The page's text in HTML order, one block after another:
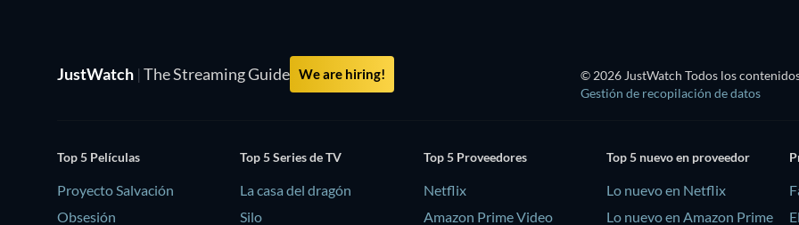
JustWatch | The Streaming Guide We are hiring! © 2026 JustWatch Todos los
Gestión de recopilación de datos
Top 5 Películas
Proyecto Salvación
Obsesión
Top 5 Series de TV
La casa del dragón
Silo
Top 5 Proveedores
Netflix
Amazon Prime Video
Top 5 nuevo en proveedor
Lo nuevo en Netflix
Lo nuevo en Amazon Prime